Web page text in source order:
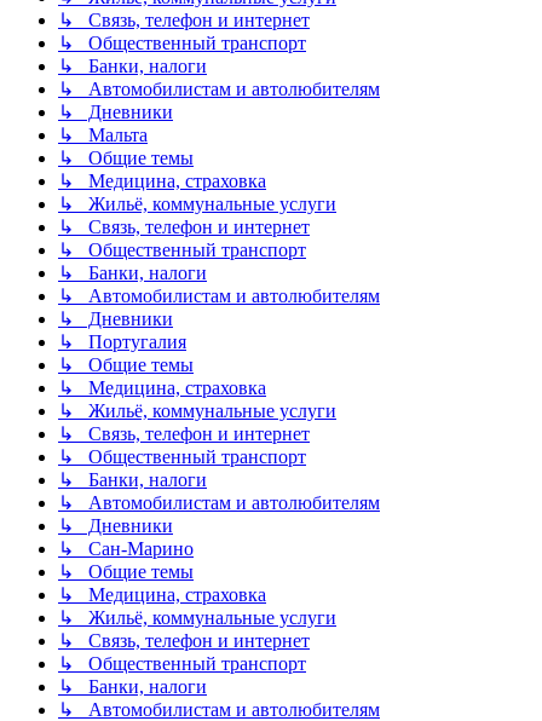
↳ Связь, телефон и интернет
↳ Общественный транспорт
↳ Банки, налоги
↳ Автомобилистам и автолюбителям
↳ Дневники
↳ Мальта
↳ Общие темы
↳ Медицина, страховка
↳ Жильё, коммунальные услуги
↳ Связь, телефон и интернет
↳ Общественный транспорт
↳ Банки, налоги
↳ Автомобилистам и автолюбителям
↳ Дневники
↳ Португалия
↳ Общие темы
↳ Медицина, страховка
↳ Жильё, коммунальные услуги
↳ Связь, телефон и интернет
↳ Общественный транспорт
↳ Банки, налоги
↳ Автомобилистам и автолюбителям
↳ Дневники
↳ Сан-Марино
↳ Общие темы
↳ Медицина, страховка
↳ Жильё, коммунальные услуги
↳ Связь, телефон и интернет
↳ Общественный транспорт
↳ Банки, налоги
↳ Автомобилистам и автолюбителям